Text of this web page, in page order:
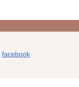
facebook